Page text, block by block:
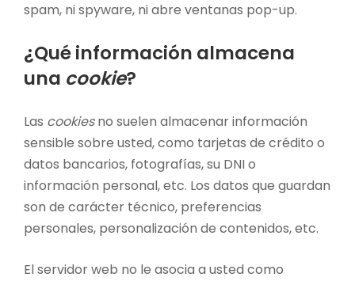
spam, ni spyware, ni abre ventanas pop-up.
¿Qué información almacena
una cookie?
Las cookiesno suelen almacenar información
sensible sobre usted, como tarjetas de crédito o
datos bancarios, fotografías, su DNI o
información personal, etc. Los datos que guardan
son de carácter técnico, preferencias
personales, personalización de contenidos, etc.
El servidor web no le asocia a usted como